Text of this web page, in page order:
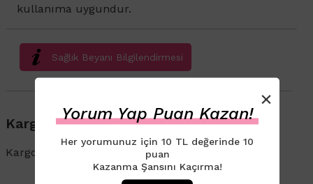
kullanıma uygundur.
Sağlık Beyanı Bilgilendirmesi
Kargo & Teslimat
Kargo ve İade süreçleriyle ilgili bilgi için
×
Yorum Yap Puan Kazan!
Her yorumunuz için 10 TL değerinde 10
puan
Kazanma Şansını Kaçırma!